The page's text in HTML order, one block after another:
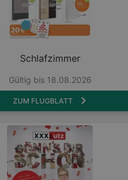
Schlafzimmer
Gültig bis 18.08.2026
ZUM FLUGBLATT